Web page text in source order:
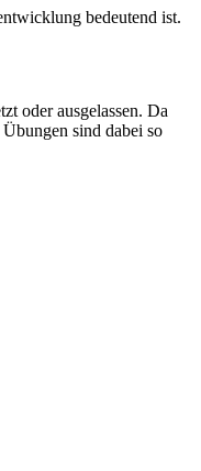
bedeutend ist.
oder ausgelassen. Da
sind dabei so